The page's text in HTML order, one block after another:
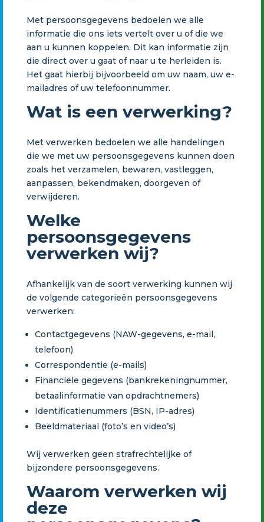
Met persoonsgegevens bedoelen we alle
informatie die ons iets vertelt over u of die we
aan u kunnen koppelen. Dit kan informatie zijn
die direct over u gaat of naar u te herleiden is.
Het gaat hierbij bijvoorbeeld om uw naam, uw e-
mailadres of uw telefoonnummer.
Wat is een verwerking?
Met verwerken bedoelen we alle handelingen
die we met uw persoonsgegevens kunnen doen
zoals het verzamelen, bewaren, vastleggen,
aanpassen, bekendmaken, doorgeven of
verwijderen.
Welke
persoonsgegevens
verwerken wij?
Afhankelijk van de soort verwerking kunnen wij
de volgende categorieën persoonsgegevens
verwerken:
Contactgegevens (NAW-gegevens, e-mail,
telefoon)
Correspondentie (e-mails)
Financiële gegevens (bankrekeningnummer,
betaalinformatie van opdrachtnemers)
Identificatienummers (BSN, IP-adres)
Beeldmateriaal (foto’s en video’s)
Wij verwerken geen strafrechtelijke of
bijzondere persoonsgegevens.
Waarom verwerken wij
deze